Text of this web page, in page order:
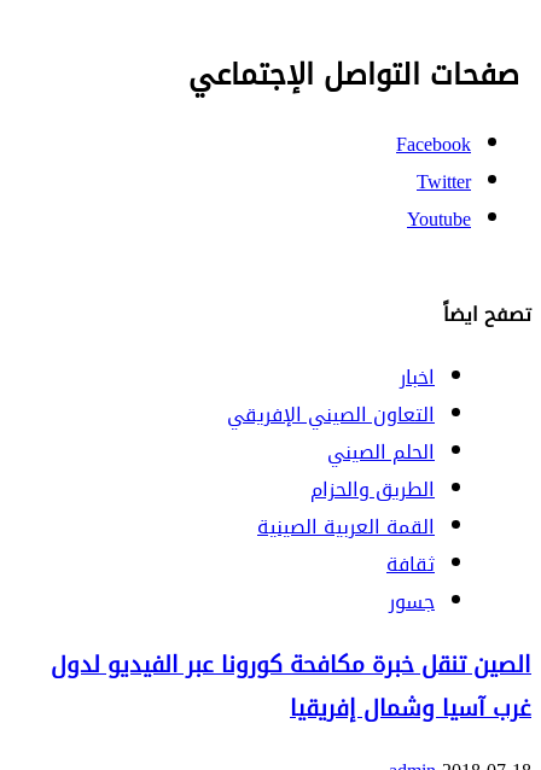
صفحات التواصل الإجتماعي
Facebook
Twitter
Youtube
تصفح ايضاً
اخبار
التعاون الصيني الإفريقي
الحلم الصيني
الطريق والحزام
القمة العربية الصينية
ثقافة
جسور
الصين تنقل خبرة مكافحة كورونا عبر الفيديو لدول
غرب آسيا وشمال إفريقيا